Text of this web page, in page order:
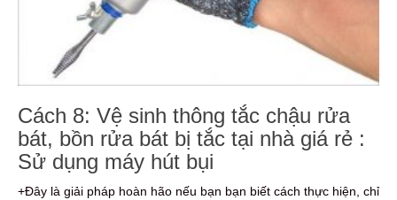
Cách 8: Vệ sinh thông tắc chậu rửa
bát, bồn rửa bát bị tắc tại nhà giá rẻ :
Sử dụng máy hút bụi
+Đây là giải pháp hoàn hão nếu bạn bạn biết cách thực hiện, chỉ